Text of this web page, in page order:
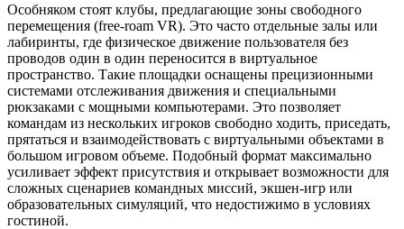
Особняком стоят клубы, предлагающие зоны свободного
перемещения (free-roam VR). Это часто отдельные залы или
лабиринты, где физическое движение пользователя без
проводов один в один переносится в виртуальное
пространство. Такие площадки оснащены прецизионными
системами отслеживания движения и специальными
рюкзаками с мощными компьютерами. Это позволяет
командам из нескольких игроков свободно ходить, приседать,
прятаться и взаимодействовать с виртуальными объектами в
большом игровом объеме. Подобный формат максимально
усиливает эффект присутствия и открывает возможности для
сложных сценариев командных миссий, экшен-игр или
образовательных симуляций, что недостижимо в условиях
гостиной.